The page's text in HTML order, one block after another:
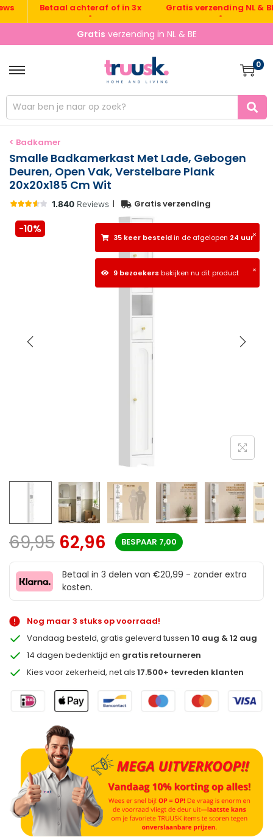
Betaal achteraf of in 3x Gratis verzending NL & BE
Vandaag besteld, morgen gratisverzonden
0
< Badkamer
Smalle Badkamerkast Met Lade, Gebogen
Deuren, Open Vak, Verstelbare Plank
20x20x185 Cm Wit
| Gratis verzending
×
35 keer besteldin de afgelopen 24 uur
×
9 bezoekers bekijken nu dit product
-10%
69,95 62,96 BESPAAR 7,00
Betaal in 3 delen van €20,99 - zonder extra
kosten.
Nog maar 3 stuks op voorraad!
Vandaag besteld, gratis geleverd tussen10 aug & 12 aug
14 dagen bedenktijd en gratis retourneren
Kies voor zekerheid, net als17.500+ tevreden klanten